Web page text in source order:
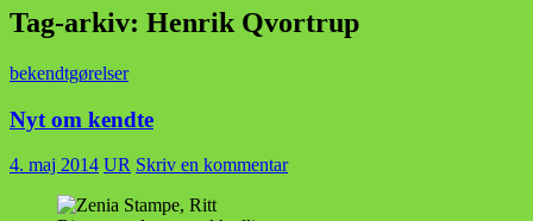
Tag-arkiv: Henrik Qvortrup
bekendtgørelser
Nyt om kendte
4. maj 2014 UR Skriv en kommentar